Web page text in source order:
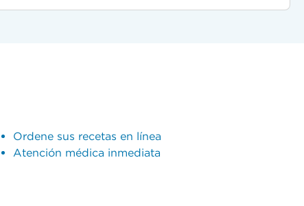
Ordene sus recetas en línea
Atención médica inmediata